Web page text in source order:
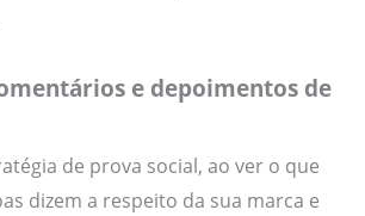
e depoimentos de
de prova social, ao ver o que
dizem a respeito da sua marca e